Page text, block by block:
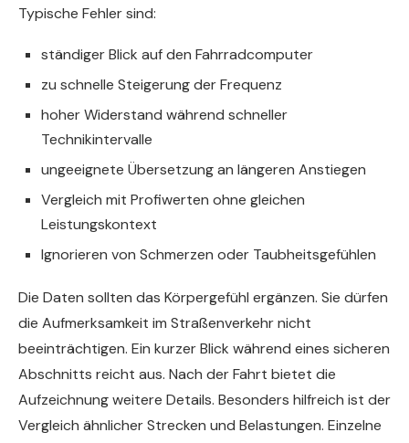
Typische Fehler sind:
ständiger Blick auf den Fahrradcomputer
zu schnelle Steigerung der Frequenz
hoher Widerstand während schneller
Technikintervalle
ungeeignete Übersetzung an längeren Anstiegen
Vergleich mit Profiwerten ohne gleichen
Leistungskontext
Ignorieren von Schmerzen oder Taubheitsgefühlen
Die Daten sollten das Körpergefühl ergänzen. Sie dürfen
die Aufmerksamkeit im Straßenverkehr nicht
beeinträchtigen. Ein kurzer Blick während eines sicheren
Abschnitts reicht aus. Nach der Fahrt bietet die
Aufzeichnung weitere Details. Besonders hilfreich ist der
Vergleich ähnlicher Strecken und Belastungen. Einzelne